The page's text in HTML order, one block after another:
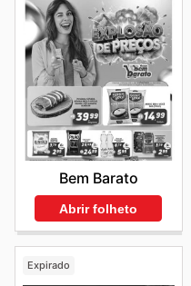
Bem Barato
Abrir folheto
Expirado